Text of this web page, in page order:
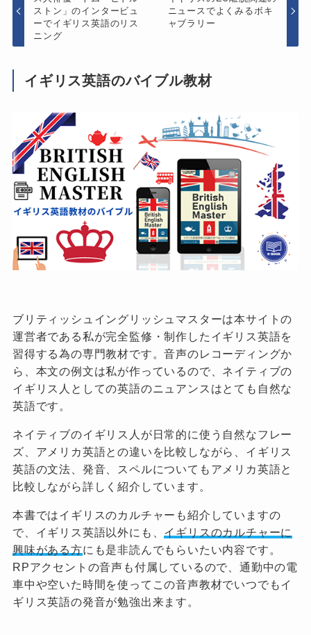
ストン」のインタービュ
ーでイギリス英語のリス
ニング
ニュースでよくみるボキ
ャブラリー
イギリス英語のバイブル教材
ブリティッシュイングリッシュマスターは本サイトの
運営者である私が完全監修・制作したイギリス英語を
習得する為の専門教材です。音声のレコーディングか
ら、本文の例文は私が作っているので、ネイティブの
イギリス人としての英語のニュアンスはとても自然な
英語です。
ネイティブのイギリス人が日常的に使う自然なフレー
ズ、アメリカ英語との違いを比較しながら、イギリス
英語の文法、発音、スペルについてもアメリカ英語と
比較しながら詳しく紹介しています。
本書ではイギリスのカルチャーも紹介していますの
で、イギリス英語以外にも、 イギリスのカルチャーに
興味がある方にも是非読んでもらいたい内容です。
RPアクセントの音声も付属しているので、通勤中の電
車中や空いた時間を使ってこの音声教材でいつでもイ
ギリス英語の発音が勉強出来ます。